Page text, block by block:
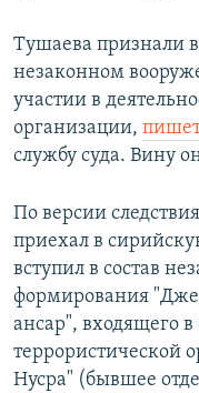
Тушаева признали
незаконном
участии в
организации,
службу суда. Вину
По версии
приехал в
вступил в состав
формирования
ансар", входящего
террористической
Нусра" (бывшее